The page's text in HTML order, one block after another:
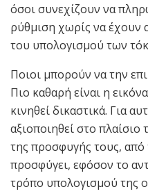
όσοι συνεχίζουν να
ρύθμιση χωρίς να έχουν
του υπολογισμού των
Ποιοι μπορούν να την
Πιο καθαρή είναι η
κινηθεί δικαστικά. Για
αξιοποιηθεί στο
της προσφυγής τους,
προσφύγει, εφόσον το
τρόπο υπολογισμού της